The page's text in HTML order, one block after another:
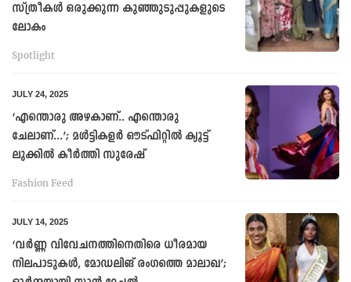
സ്ത്രീകൾ ഒരുക്കുന്ന കുഞ്ഞുടുപ്പുകളുടെ
ലോകം
Spotlight
JULY 24, 2025
‘എന്തൊരു അഴകാണ്.. എന്തൊരു
ചേലാണ്...’; മള്‍ട്ടികളര്‍ ഔട്ഫിറ്റില്‍ ക്യൂട്ട്
ലുക്കില്‍ കീര്‍ത്തി സുരേഷ്
Fashion Feed
JULY 14, 2025
‘വർണ്ണ വിവേചനത്തിനെതിരെ ധീരമായ
നിലപാടുകള്‍, മോഡലിങ് രംഗത്തെ മാലാഖ’;